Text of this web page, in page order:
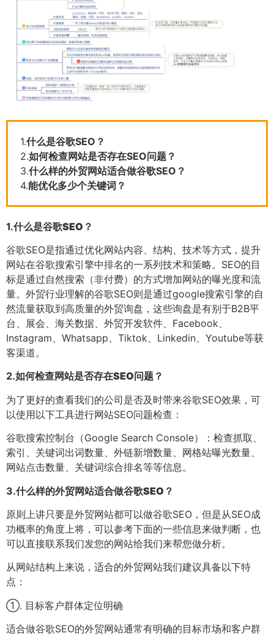
1.什么是谷歌SEO？
2.如何检查网站是否存在SEO问题？
3.什么样的外贸网站适合做谷歌SEO？
4.能优化多少个关键词？
1.什么是谷歌SEO？
谷歌SEO是指通过优化网站内容、结构、技术等方式，提升
网站在谷歌搜索引擎中排名的一系列技术和策略。SEO的目
标是通过自然搜索（非付费）的方式增加网站的曝光度和流
量。外贸行业理解的谷歌SEO则是通过google搜索引擎的自
然流量获取到高质量的外贸询盘，这些询盘是有别于B2B平
台、展会、海关数据、外贸开发软件、Facebook、
Instagram、Whatsapp、Tiktok、Linkedin、Youtube等获
客渠道。
2.如何检查网站是否存在SEO问题？
为了更好的查看我们的公司是否及时带来谷歌SEO效果，可
以使用以下工具进行网站SEO问题检查：
谷歌搜索控制台（Google Search Console）：检查抓取、
索引、关键词出词数量、外链新增数量、网格站曝光数量、
网站点击数量、关键词综合排名等等信息。
3.什么样的外贸网站适合做谷歌SEO？
原则上讲只要是外贸网站都可以做谷歌SEO，但是从SEO成
功概率的角度上将，可以参考下面的一些信息来做判断，也
可以直接联系我们发您的网站给我们来帮您做分析。
从网站结构上来说，适合的外贸网站我们建议具备以下特
点：
①. 目标客户群体定位明确
适合做谷歌SEO的外贸网站通常有明确的目标市场和客户群